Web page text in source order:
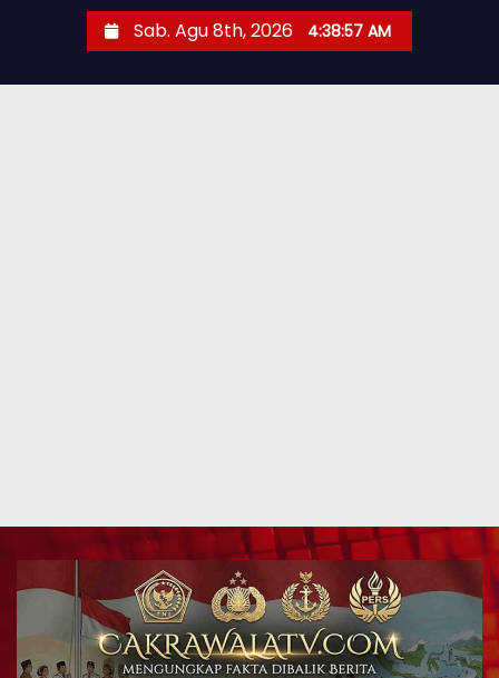
Sab. Agu 8th, 2026 4:38:58 AM